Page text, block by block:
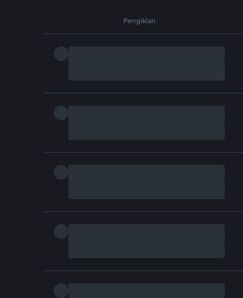
Pengiklan